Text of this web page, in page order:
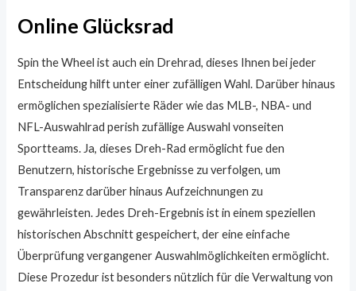
Online Glücksrad
Spin the Wheel ist auch ein Drehrad, dieses Ihnen bei jeder
Entscheidung hilft unter einer zufälligen Wahl. Darüber hinaus
ermöglichen spezialisierte Räder wie das MLB-, NBA- und
NFL-Auswahlrad perish zufällige Auswahl vonseiten
Sportteams. Ja, dieses Dreh-Rad ermöglicht fue den
Benutzern, historische Ergebnisse zu verfolgen, um
Transparenz darüber hinaus Aufzeichnungen zu
gewährleisten. Jedes Dreh-Ergebnis ist in einem speziellen
historischen Abschnitt gespeichert, der eine einfache
Überprüfung vergangener Auswahlmöglichkeiten ermöglicht.
Diese Prozedur ist besonders nützlich für die Verwaltung von